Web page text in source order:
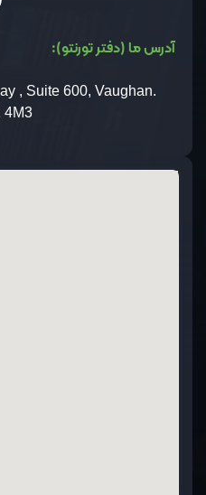
آدرس ما (دفتر تورنتو):
, Suite 600, Vaughan
4M3